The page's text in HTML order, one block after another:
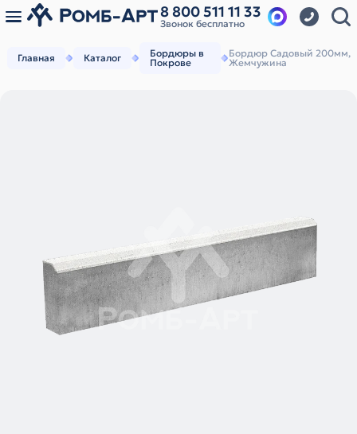
8 800 511 11 33
Звонок бесплатно
Главная Каталог
Бордюры в
Покрове
Бордюр Садовый 200мм,
Жемчужина